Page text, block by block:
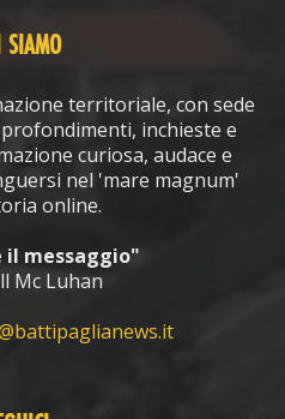
SIAMO
territoriale, con sede
inchieste e
curiosa, audace e
nel 'mare magnum'
online.
il messaggio"
Mc Luhan